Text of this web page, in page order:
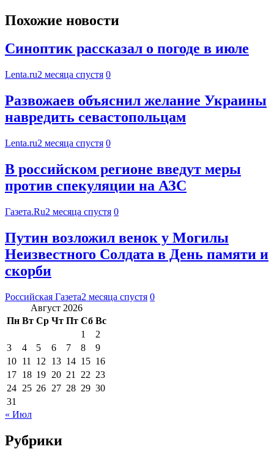
Похожие новости
Синоптик рассказал о погоде в июле
Lenta.ru2 месяца спустя 0
Развожаев объяснил желание Украины
навредить севастопольцам
Lenta.ru2 месяца спустя 0
В российском регионе введут меры
против спекуляции на АЗС
Газета.Ru2 месяца спустя 0
Путин возложил венок у Могилы
Неизвестного Солдата в День памяти и
скорби
Российская Газета2 месяца спустя 0
Август 2026
Пн Вт Ср Чт Пт Сб Вс
1
2
3
4 5 6 7 8
9
10 11 12 13 14 15 16
17 18 19 20 21 22 23
24 25 26 27 28 29 30
31
« Июл
Рубрики